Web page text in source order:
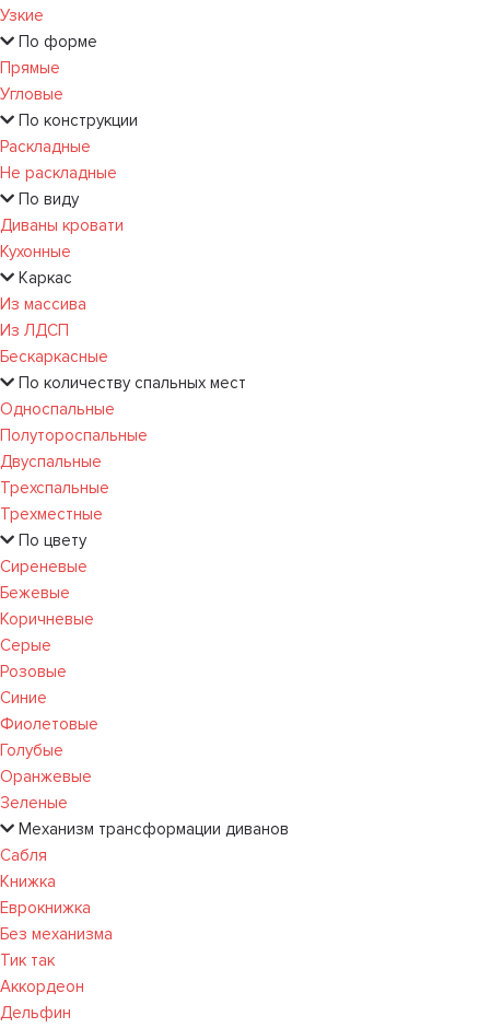
Узкие
По форме
Прямые
Угловые
По конструкции
Раскладные
Не раскладные
По виду
Диваны кровати
Кухонные
Каркас
Из массива
Из ЛДСП
Бескаркасные
По количеству спальных мест
Односпальные
Полутороспальные
Двуспальные
Трехспальные
Трехместные
По цвету
Сиреневые
Бежевые
Коричневые
Серые
Розовые
Синие
Фиолетовые
Голубые
Оранжевые
Зеленые
Механизм трансформации диванов
Сабля
Книжка
Еврокнижка
Без механизма
Тик так
Аккордеон
Дельфин